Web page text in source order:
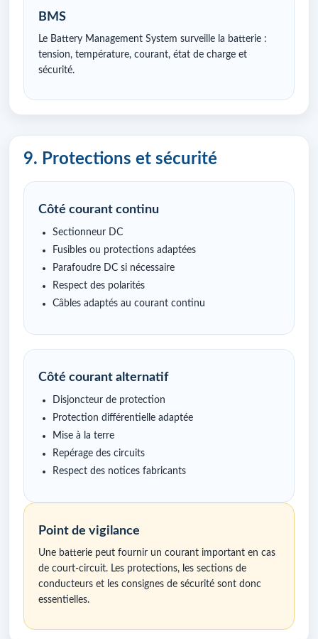
BMS
Le Battery Management System surveille la batterie :
tension, température, courant, état de charge et
sécurité.
9. Protections et sécurité
Côté courant continu
Sectionneur DC
Fusibles ou protections adaptées
Parafoudre DC si nécessaire
Respect des polarités
Câbles adaptés au courant continu
Côté courant alternatif
Disjoncteur de protection
Protection différentielle adaptée
Mise à la terre
Repérage des circuits
Respect des notices fabricants
Point de vigilance
Une batterie peut fournir un courant important en cas
de court-circuit. Les protections, les sections de
conducteurs et les consignes de sécurité sont donc
essentielles.